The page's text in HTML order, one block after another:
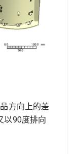
方向上的差
以90度排向